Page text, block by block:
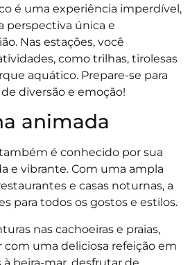
é uma experiência imperdível,
perspectiva única e
Nas estações, você
como trilhas, tirolesas
aquático. Prepare-se para
diversão e emoção!
animada
é conhecido por sua
e vibrante. Com uma ampla
e casas noturnas, a
para todos os gostos e estilos.
nas cachoeiras e praias,
com uma deliciosa refeição em